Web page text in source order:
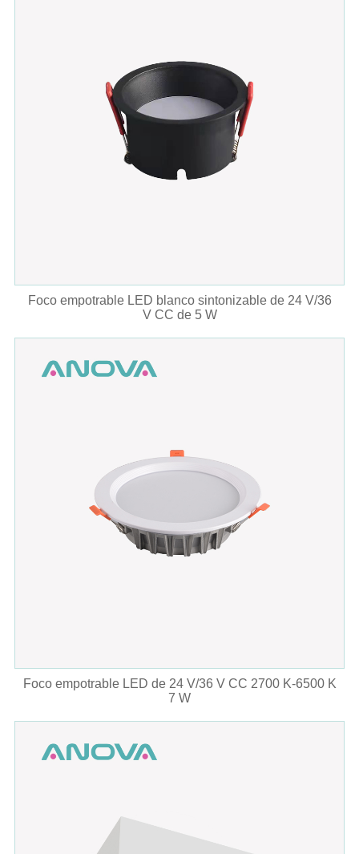
Foco empotrable LED blanco sintonizable de 24 V/36
V CC de 5 W
Foco empotrable LED de 24 V/36 V CC 2700 K-6500 K
7 W